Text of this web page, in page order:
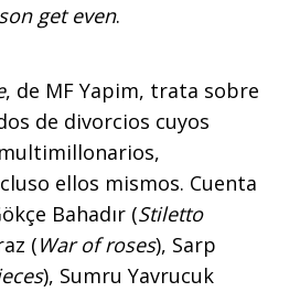
get even.
, de MF Yapim, trata sobre
de divorcios cuyos
ellos mismos. Cuenta
Bahadır (Stiletto
(War of roses), Sarp
), Sumru Yavrucuk